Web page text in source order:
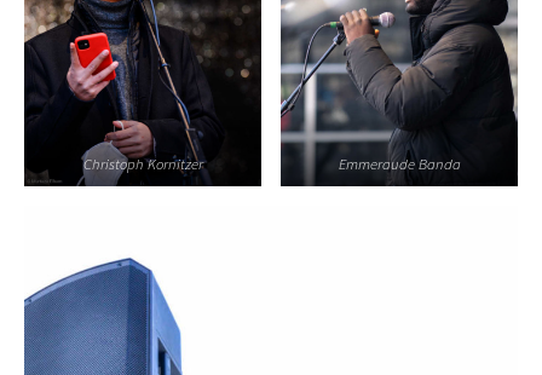
Christoph Kornitzer Emmeraude Banda